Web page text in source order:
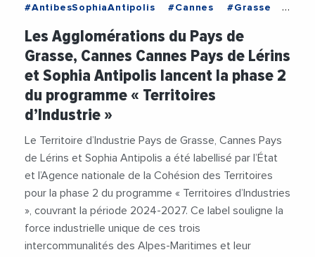
#AntibesSophiaAntipolis
#Cannes
#Grasse
#AgglomerationDeSophiaAntipolis
#AgglomerationPaysDeGrasse
#CannesPaysDeLerins
#CommunauteDAgglomerationDuPaysDeGrasse
#DavidLisnard
#Videos
Les Agglomérations du Pays de
Grasse, Cannes Cannes Pays de Lérins
et Sophia Antipolis lancent la phase 2
du programme « Territoires
d’Industrie »
Le Territoire d’Industrie Pays de Grasse, Cannes Pays
de Lérins et Sophia Antipolis a été labellisé par l’État
et l’Agence nationale de la Cohésion des Territoires
pour la phase 2 du programme « Territoires d’Industries
», couvrant la période 2024-2027. Ce label souligne la
force industrielle unique de ces trois
intercommunalités des Alpes-Maritimes et leur